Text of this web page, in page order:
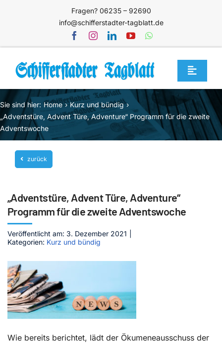
Fragen? 06235 – 92690
info@schifferstadter-tagblatt.de
Toggle
Home
Themen
Blog
Unternehmen
Mediathek
Jetzt abonnieren
Kontakt
Sie sind hier: Home
Kurz und bündig
„Adventstüre, Advent Türe, Adventure“ Programm für die zweite
Adventswoche
zurück
„Adventstüre, Advent Türe, Adventure“
Programm für die zweite Adventswoche
Veröffentlicht am: 3. Dezember 2021
Kategorien: Kurz und bündig
Wie bereits berichtet, lädt der Ökumeneausschuss der